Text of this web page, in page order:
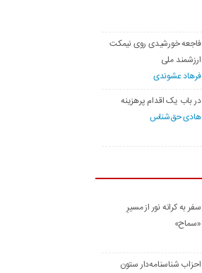
فاجعه خورشیدی روی نیمکت
ارزشمند ملی
فرهاد عشوندی
در باب یک اقدام پرهزینه
هادی حق‌شناس
سفر به کرانه‌ نور از مسیرِ
«سماح»
احزاب شناسنامه‌دار ستون